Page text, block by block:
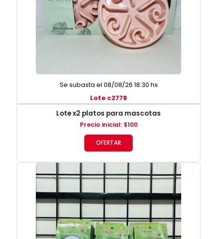
Se subasta el 08/08/26 18:30 hs
Lote c2778
Lote x2 platos para mascotas
Precio inicial: $100
OFERTAR